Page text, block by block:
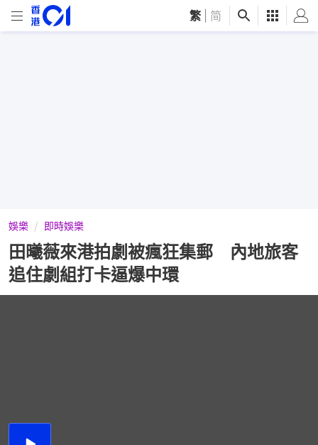
繁 简
娛樂 即時娛樂
田曦薇來港拍劇被瘋狂集郵 內地旅客
追住劇組打卡逼爆中環